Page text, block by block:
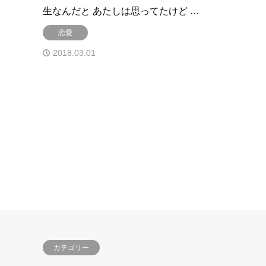
生なんだと あたしは思ってたけど …
恋愛
2018.03.01
カテゴリー